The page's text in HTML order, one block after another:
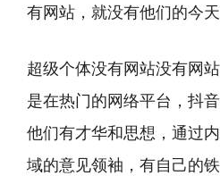
有网站，就没有他们的今天
超级个体没有网站没有网
是在热门的网络平台，抖
他们有才华和思想，通过
域的意见领袖，有自己的